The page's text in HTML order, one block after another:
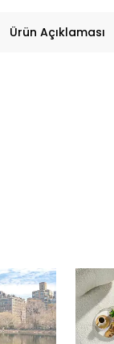
Ürün Açıklaması